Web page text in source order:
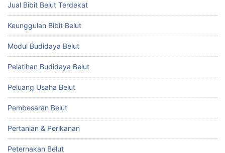
Jual Bibit Belut Terdekat
Keunggulan Bibit Belut
Modul Budidaya Belut
Pelatihan Budidaya Belut
Peluang Usaha Belut
Pembesaran Belut
Pertanian & Perikanan
Peternakan Belut